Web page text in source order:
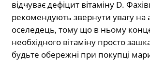
відчуває дефіцит вітаміну D.
рекомендують звернути увагу на
оселедець, тому що в ньому
необхідного вітаміну просто
будьте обережні при покупці